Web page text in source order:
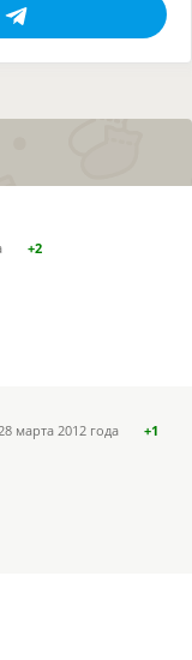
+2
28 марта 2012 года +1